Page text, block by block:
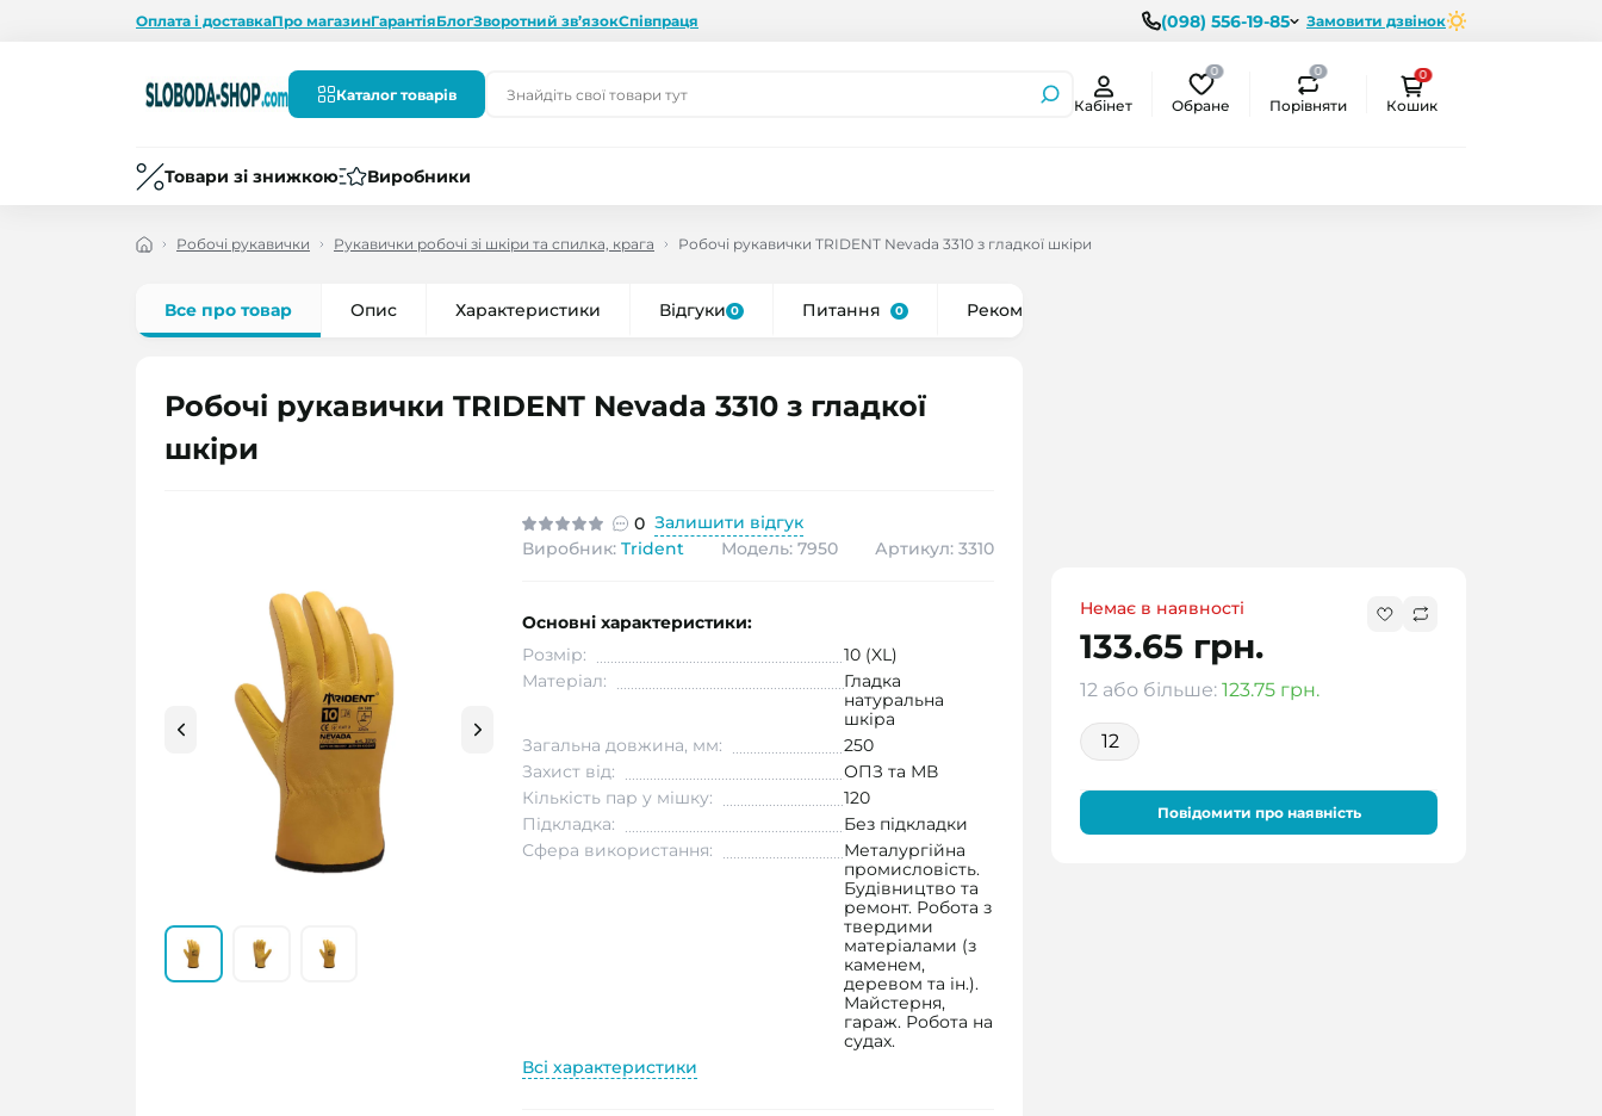
Оплата і доставкаПро магазинГарантіяБлогЗворотний зв’язокСпівпраця (098) 556-19-85 Замовити дзвінок
Каталог товарів
Кабінет
0
Обране
0
Порівняти
0
Кошик
Товари зі знижкою Виробники
Робочі рукавички Рукавички робочі зі шкіри та спилка, крага Робочі рукавички TRIDENT Nevada 3310 з гладкої шкіри
Все про товар Опис Характеристики Відгуки 0 Питання 0 Рекомендуємо
Робочі рукавички TRIDENT Nevada 3310 з гладкої
шкіри
0 Залишити відгук
Виробник: Trident Модель: 7950 Артикул: 3310
Немає в наявності
133.65 грн.
12 або більше: 123.75 грн.
12
Повідомити про наявність
Основні характеристики:
Розмір:
10 (XL)
Матеріал:
Гладка
натуральна
шкіра
Загальна довжина, мм:
250
Захист від:
ОПЗ та МВ
Кількість пар у мішку:
120
Підкладка:
Без підкладки
Сфера використання:
Металургійна
промисловість.
Будівництво та
ремонт. Робота з
твердими
матеріалами (з
каменем,
деревом та ін.).
Майстерня,
гараж. Робота на
судах.
Всі характеристики